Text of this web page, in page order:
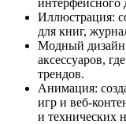
Иллюстрация:
для книг,
Модный
аксессуаров,
трендов.
Анимация:
игр и веб-
и технических